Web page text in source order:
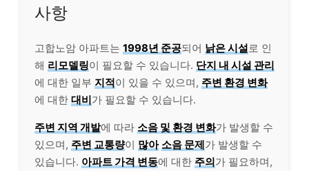
사항
고합노암 아파트는 1998년 준공되어 낡은 시설로 인
해 리모델링이 필요할 수 있습니다. 단지 내 시설 관리
에 대한 일부 지적이 있을 수 있으며, 주변 환경 변화
에 대한 대비가 필요할 수 있습니다.
주변 지역 개발에 따라 소음 및 환경 변화가 발생할 수
있으며, 주변 교통량이 많아 소음 문제가 발생할 수
있습니다. 아파트 가격 변동에 대한 주의가 필요하며,